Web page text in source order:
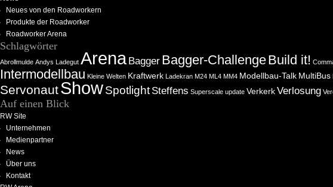
Neues von den Roadworkern
Produkte der Roadworker
Roadworker Arena
Schlagwörter
Abrollmulde Andys Ladegut Arena Bagger Bagger-ChallengeBuild it!
Intermodellbau Kleine Welten Kraftwerk Ladekran M24 ML4 MM4 Modellbau-Talk MultiBus
ServonautShowSpotlight Steffens Superscale update VerkerkVerlosung
Auf einen Blick
RW Site
Unternehmen
Medienpartner
News
Über uns
Kontakt